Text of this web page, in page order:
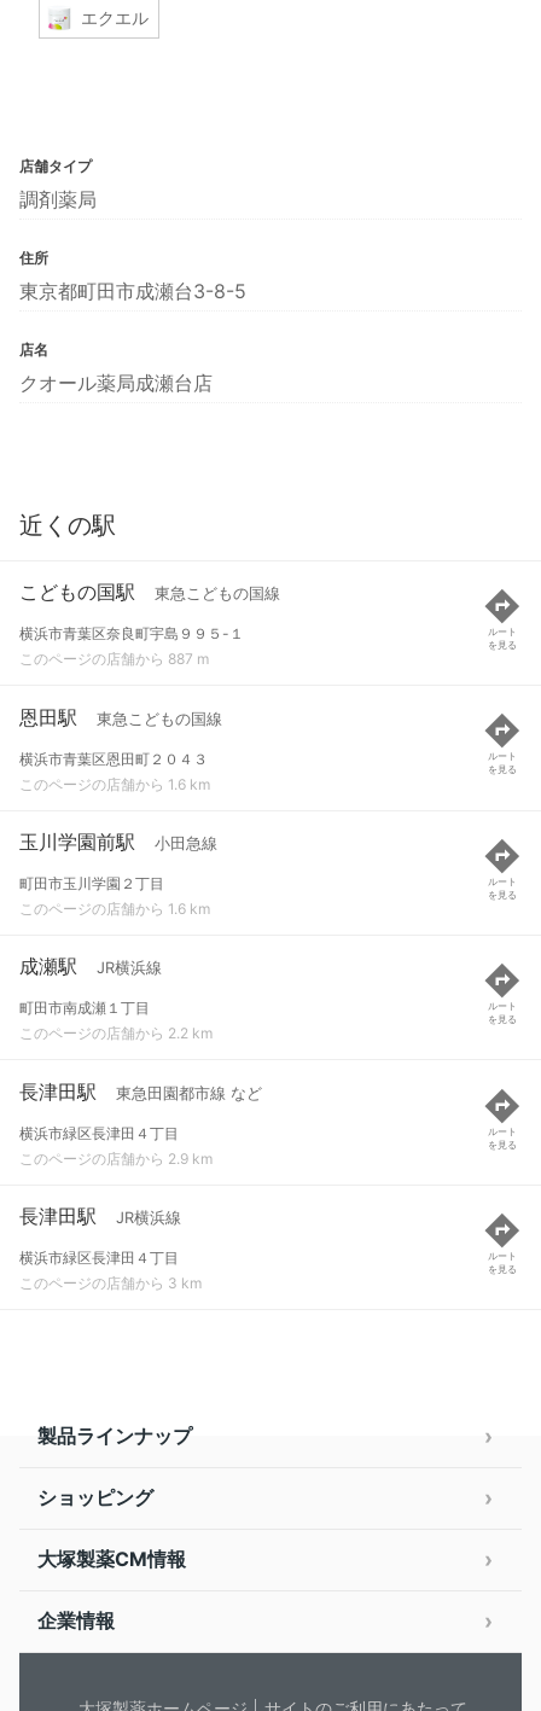
エクエル
店舗タイプ
調剤薬局
住所
東京都町田市成瀬台3-8-5
店名
クオール薬局成瀬台店
近くの駅
こどもの国駅 東急こどもの国線
横浜市青葉区奈良町宇島９９５-１
このページの店舗から 887 m
ルート
を見る
恩田駅 東急こどもの国線
横浜市青葉区恩田町２０４３
このページの店舗から 1.6 km
ルート
を見る
玉川学園前駅 小田急線
町田市玉川学園２丁目
このページの店舗から 1.6 km
ルート
を見る
成瀬駅 JR横浜線
町田市南成瀬１丁目
このページの店舗から 2.2 km
ルート
を見る
長津田駅 東急田園都市線 など
横浜市緑区長津田４丁目
このページの店舗から 2.9 km
ルート
を見る
長津田駅 JR横浜線
横浜市緑区長津田４丁目
このページの店舗から 3 km
ルート
を見る
製品ラインナップ
ショッピング
大塚製薬CM情報
企業情報